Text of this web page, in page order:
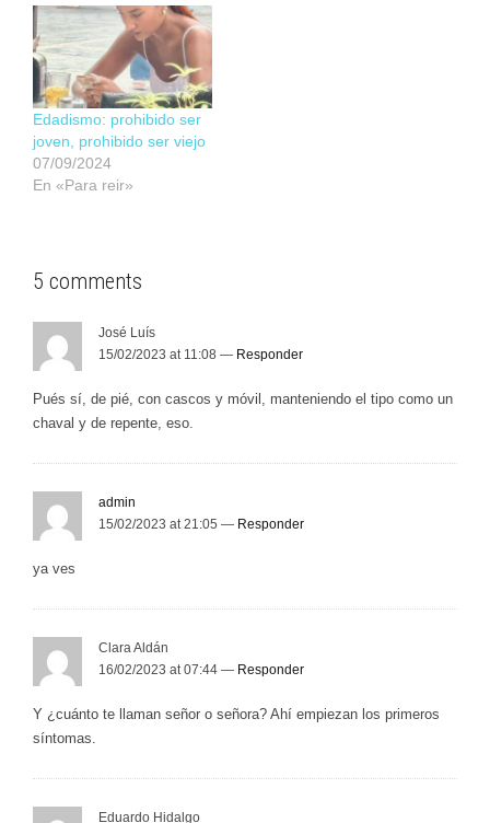
Edadismo: prohibido ser
joven, prohibido ser viejo
07/09/2024
En «Para reir»
5 comments
José Luís
15/02/2023 at 11:08 — Responder
Pués sí, de pié, con cascos y móvil, manteniendo el tipo como un
chaval y de repente, eso.
admin
15/02/2023 at 21:05 — Responder
ya ves
Clara Aldán
16/02/2023 at 07:44 — Responder
Y ¿cuánto te llaman señor o señora? Ahí empiezan los primeros
síntomas.
Eduardo Hidalgo